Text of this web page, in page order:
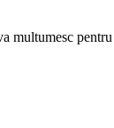
multumesc pentru